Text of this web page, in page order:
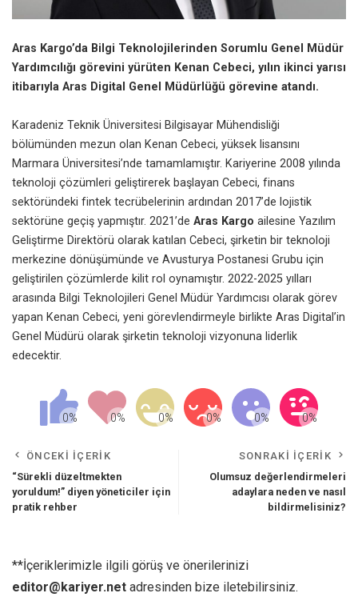
Aras Kargo’da Bilgi Teknolojilerinden Sorumlu Genel Müdür
Yardımcılığı görevini yürüten Kenan Cebeci, yılın ikinci yarısı
itibarıyla Aras Digital Genel Müdürlüğü görevine atandı.
Karadeniz Teknik Üniversitesi Bilgisayar Mühendisliği
bölümünden mezun olan Kenan Cebeci, yüksek lisansını
Marmara Üniversitesi’nde tamamlamıştır. Kariyerine 2008 yılında
teknoloji çözümleri geliştirerek başlayan Cebeci, finans
sektöründeki fintek tecrübelerinin ardından 2017’de lojistik
sektörüne geçiş yapmıştır. 2021’de Aras Kargo ailesine Yazılım
Geliştirme Direktörü olarak katılan Cebeci, şirketin bir teknoloji
merkezine dönüşümünde ve Avusturya Postanesi Grubu için
geliştirilen çözümlerde kilit rol oynamıştır. 2022-2025 yılları
arasında Bilgi Teknolojileri Genel Müdür Yardımcısı olarak görev
yapan Kenan Cebeci, yeni görevlendirmeyle birlikte Aras Digital’in
Genel Müdürü olarak şirketin teknoloji vizyonuna liderlik
edecektir.
ÖNCEKI İÇERIK
“Sürekli düzeltmekten
yoruldum!” diyen yöneticiler için
pratik rehber
SONRAKI İÇERIK
Olumsuz değerlendirmeleri
adaylara neden ve nasıl
bildirmelisiniz?
**İçeriklerimizle ilgili görüş ve önerilerinizi
editor@kariyer.net adresinden bize iletebilirsiniz.